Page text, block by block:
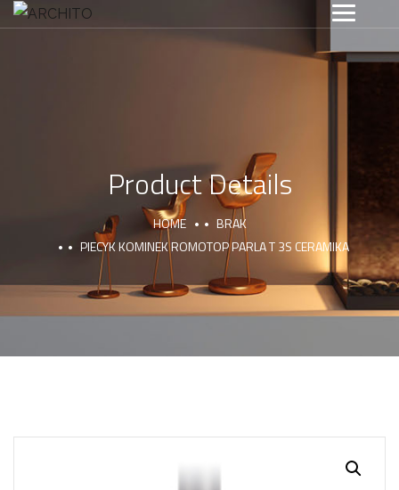
Product Details
HOME
BRAK
PIECYK KOMINEK ROMOTOP PARLA T 3S CERAMIKA